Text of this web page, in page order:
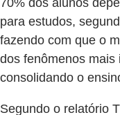
para estudos,
fazendo com que o
dos fenômenos mais
consolidando o
Segundo o relatório